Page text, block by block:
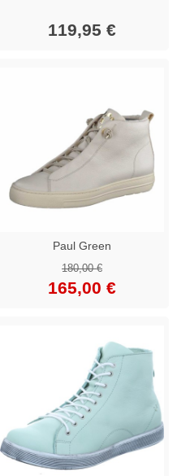
119,95 €
Paul Green
180,00 €
165,00 €